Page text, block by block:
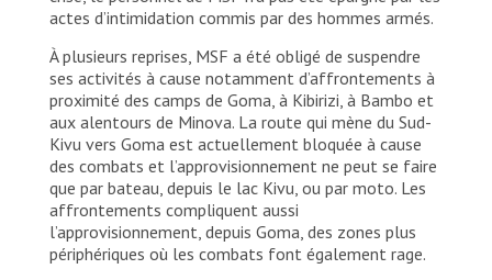
actes d’intimidation commis par des hommes armés.
À plusieurs reprises, MSF a été obligé de suspendre
ses activités à cause notamment d’affrontements à
proximité des camps de Goma, à Kibirizi, à Bambo et
aux alentours de Minova. La route qui mène du Sud-
Kivu vers Goma est actuellement bloquée à cause
des combats et l’approvisionnement ne peut se faire
que par bateau, depuis le lac Kivu, ou par moto. Les
affrontements compliquent aussi
l’approvisionnement, depuis Goma, des zones plus
périphériques où les combats font également rage.